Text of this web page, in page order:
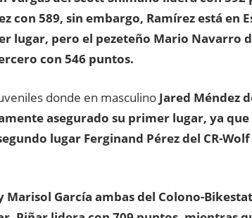
con 589, sin embargo, Ramírez está en
lugar, pero el pezeteño Mario Navarro
con 546 puntos.
donde en masculino Jared Méndez
asegurado su primer lugar, ya que
lugar Ferginand Pérez del CR-
Marisol García ambas del Colono-